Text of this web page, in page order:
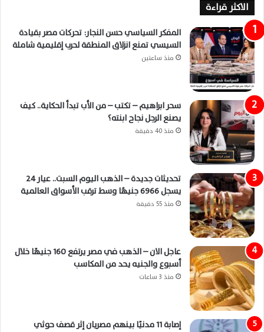
الاكثر قراءة
المفكر السياسي حسن النجار: تحركات مصر بقيادة
السيسي تمنع انزلاق المنطقة لحرب إقليمية شاملة
منذ ساعتين
سحر ابراهيم – تكتب – من الأب تبدأ الحكاية.. كيف
يصنع الرجل نجاح ابنته؟
منذ 40 دقيقة
تحديثات جديدة – الذهب اليوم السبت.. عيار 24
يسجل 6966 جنيهًا وسط ترقب الأسواق العالمية
منذ 55 دقيقة
عاجل الان – الذهب في مصر يرتفع 160 جنيهًا خلال
أسبوع والجنيه يحد من المكاسب
منذ 3 ساعات
إصابة 11 مدنيًا بينهم مصريان إثر قصف حوثي